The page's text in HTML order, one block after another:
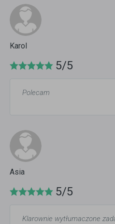
Karol
5/5
Polecam
Asia
5/5
Klarownie wytłumaczone